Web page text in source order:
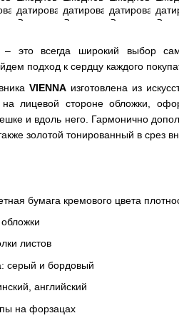
– это всегда широкий выбор
подход к сердцу каждого
VIENNA изготовлена из
лицевой стороне обложки,
и вдоль него. Гармонично
золотой тонированный в срез
бумага кремового цвета
листов
серый и бордовый
английский
на форзацах